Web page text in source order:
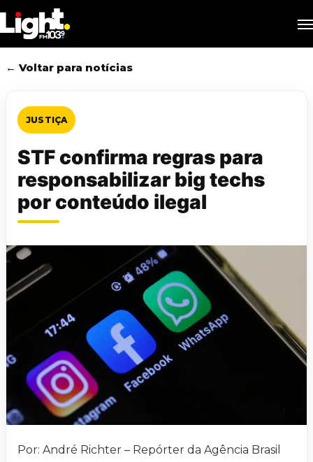
to
main
content
← Voltar para notícias
JUSTIÇA
STF confirma regras para
responsabilizar big techs
por conteúdo ilegal
Por: André Richter – Repórter da Agência Brasil